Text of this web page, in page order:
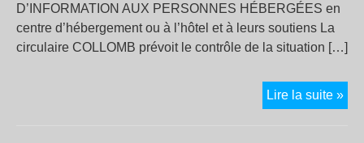
D’INFORMATION AUX PERSONNES HÉBERGÉES en
centre d’hébergement ou à l’hôtel et à leurs soutiens La
circulaire COLLOMB prévoit le contrôle de la situation […]
Lire la suite »Sur
la